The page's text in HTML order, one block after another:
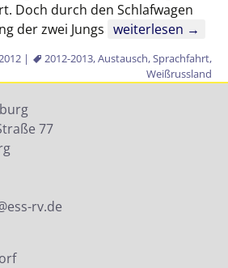
Doch durch den Schlafwagen
der zwei Jungs Sprachreise nach
weiterlesen →
| 2012-2013,Austausch,Sprachfahrt,
Weißrussland
77
rv.de